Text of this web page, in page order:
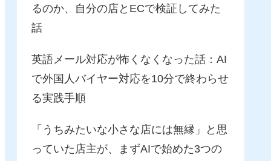
るのか、自分の店とECで検証してみた
話
英語メール対応が怖くなくなった話：AI
で外国人バイヤー対応を10分で終わらせ
る実践手順
「うちみたいな小さな店には無縁」と思
っていた店主が、まずAIで始めた3つの